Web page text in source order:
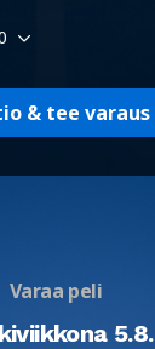
& tee varaus
Varaa peli
5.8.